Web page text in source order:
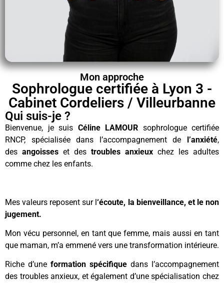
Mon approche
Sophrologue certifiée à Lyon 3 -
Cabinet Cordeliers / Villeurbanne
Qui suis-je ?
Bienvenue, je suis Céline LAMOUR sophrologue certifiée
RNCP, spécialisée dans l’accompagnement de l’anxiété,
des angoisses et des troubles anxieux chez les adultes
comme chez les enfants.
Mes valeurs reposent sur l‘écoute, la bienveillance, et le non
jugement.
Mon vécu personnel, en tant que femme, mais aussi en tant
que maman, m’a emmené vers une transformation intérieure.
Riche d’une formation spécifique dans l’accompagnement
des troubles anxieux, et également d’une spécialisation chez